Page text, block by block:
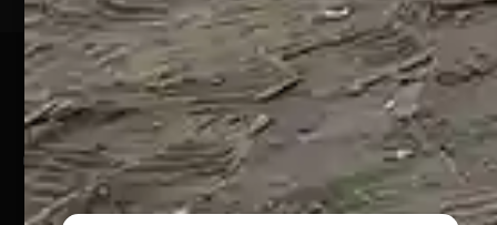
Pagamenti Sicuri
@ Copyright 2024 Webpesca è un brand Intent di Federico
Andrenacci P.Iva 01917920678
Via G. Galilei n. 2 – 64018 Tortoreto TE | REA TE-168019 |